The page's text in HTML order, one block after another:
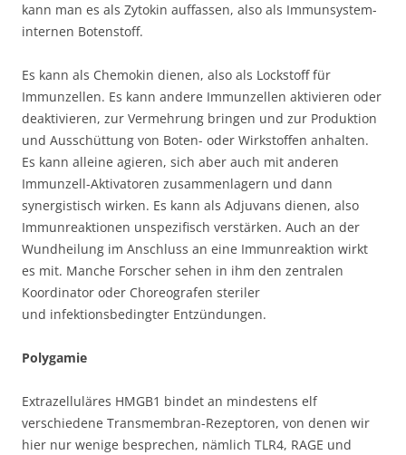
kann man es als Zytokin auffassen, also als Immunsystem-
internen Botenstoff.
Es kann als Chemokin dienen, also als Lockstoff für
Immunzellen. Es kann andere Immunzellen aktivieren oder
deaktivieren, zur Vermehrung bringen und zur Produktion
und Ausschüttung von Boten- oder Wirkstoffen anhalten.
Es kann alleine agieren, sich aber auch mit anderen
Immunzell-Aktivatoren zusammenlagern und dann
synergistisch wirken. Es kann als Adjuvans dienen, also
Immunreaktionen unspezifisch verstärken. Auch an der
Wundheilung im Anschluss an eine Immunreaktion wirkt
es mit. Manche Forscher sehen in ihm den zentralen
Koordinator oder Choreografen steriler
und infektionsbedingter Entzündungen.
Polygamie
Extrazelluläres HMGB1 bindet an mindestens elf
verschiedene Transmembran-Rezeptoren, von denen wir
hier nur wenige besprechen, nämlich TLR4, RAGE und